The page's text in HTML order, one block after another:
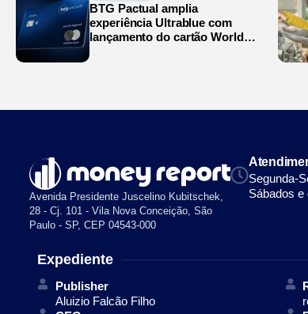
BTG Pactual amplia
experiência Ultrablue com
lançamento do cartão World
Avenida Presidente Juscelino Kubitschek,
28 - Cj. 101 - Vila Nova Conceição, São
Paulo - SP, CEP 04543-000
Segunda-
Sábados e
Expediente
Publisher
Aluizio Falcão Filho